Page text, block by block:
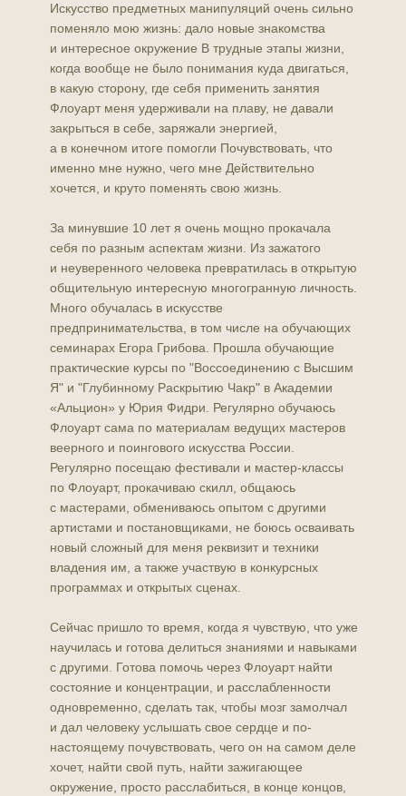
Искусство предметных манипуляций очень сильно
поменяло мою жизнь: дало новые знакомства
и интересное окружение В трудные этапы жизни,
когда вообще не было понимания куда двигаться,
в какую сторону, где себя применить занятия
Флоуарт меня удерживали на плаву, не давали
закрыться в себе, заряжали энергией,
а в конечном итоге помогли Почувствовать, что
именно мне нужно, чего мне Действительно
хочется, и круто поменять свою жизнь.
За минувшие 10 лет я очень мощно прокачала
себя по разным аспектам жизни. Из зажатого
и неуверенного человека превратилась в открытую
общительную интересную многогранную личность.
Много обучалась в искусстве
предпринимательства, в том числе на обучающих
семинарах Егора Грибова. Прошла обучающие
практические курсы по "Воссоединению с Высшим
Я" и "Глубинному Раскрытию Чакр" в Академии
«Альцион» у Юрия Фидри. Регулярно обучаюсь
Флоуарт сама по материалам ведущих мастеров
веерного и поингового искусства России.
Регулярно посещаю фестивали и мастер-классы
по Флоуарт, прокачиваю скилл, общаюсь
с мастерами, обмениваюсь опытом с другими
артистами и постановщиками, не боюсь осваивать
новый сложный для меня реквизит и техники
владения им, а также участвую в конкурсных
программах и открытых сценах.
Сейчас пришло то время, когда я чувствую, что уже
научилась и готова делиться знаниями и навыками
с другими. Готова помочь через Флоуарт найти
состояние и концентрации, и расслабленности
одновременно, сделать так, чтобы мозг замолчал
и дал человеку услышать свое сердце и по-
настоящему почувствовать, чего он на самом деле
хочет, найти свой путь, найти зажигающее
окружение, просто расслабиться, в конце концов,